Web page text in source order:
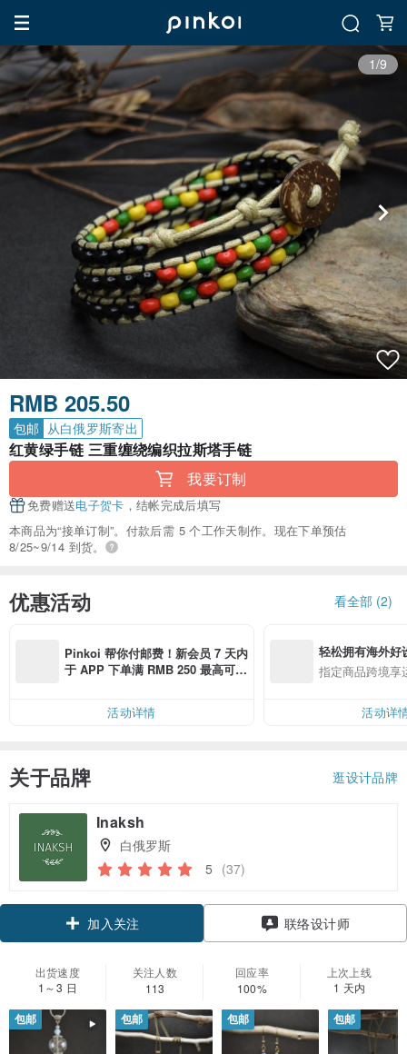
1/9
RMB 205.50
包邮 从白俄罗斯寄出
红黄绿手链 三重缠绕编织拉斯塔手链
我要订制
免费赠送电子贺卡 ，结帐完成后填写
本商品为“接单订制”。付款后需 5 个工作天制作。现在下单预估
8/25~9/14 到货。
优惠活动 看全部 (2)
Pinkoi 帮你付邮费！新会员 7 天内
于 APP 下单满 RMB 250 最高可折
活动详情
轻松拥有海外好
指定商品跨境享
活动详
关于品牌 逛设计品牌
Inaksh
白俄罗斯
5 (37)
加入关注 联络设计师
出货速度
1～3 日
关注人数
113
回应率
100%
上次上线
1 天内
包邮 包邮 包邮 包邮